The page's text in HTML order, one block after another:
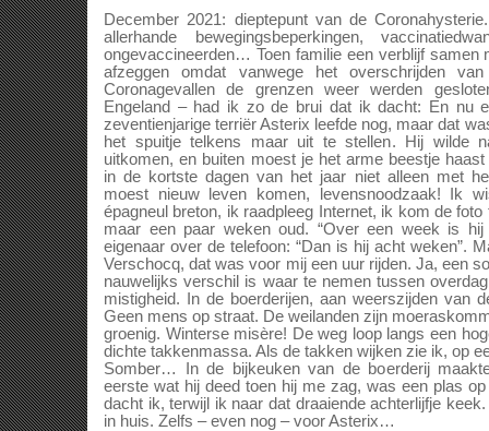
December 2021: dieptepunt van de
allerhande bewegingsbeperkingen,
ongevaccineerden… Toen familie een verblijf samen
afzeggen omdat vanwege het overschrijden
Coronagevallen de grenzen weer werden
Engeland – had ik zo de brui dat ik dacht: En nu
zeventienjarige terriër Asterix leefde nog, maar dat
het spuitje telkens maar uit te stellen. Hij wilde
uitkomen, en buiten moest je het arme beestje
in de kortste dagen van het jaar niet alleen met
moest nieuw leven komen, levensnoodzaak! Ik
épagneul breton, ik raadpleeg Internet, ik kom de
maar een paar weken oud. “Over een week is hij
eigenaar over de telefoon: “Dan is hij acht weken”.
Verschocq, dat was voor mij een uur rijden. Ja, een
nauwelijks verschil is waar te nemen tussen
mistigheid. In de boerderijen, aan weerszijden van
Geen mens op straat. De weilanden zijn
groenig. Winterse misère! De weg loop langs een
dichte takkenmassa. Als de takken wijken zie ik, op
Somber… In de bijkeuken van de boerderij
eerste wat hij deed toen hij me zag, was een plas
dacht ik, terwijl ik naar dat draaiende achterlijfje
in huis. Zelfs – even nog – voor Asterix…